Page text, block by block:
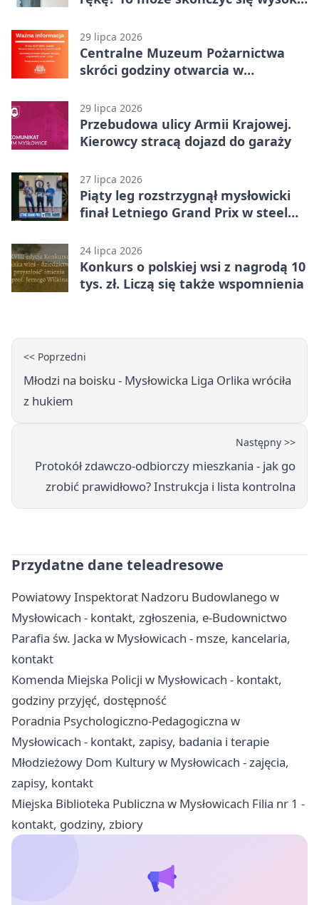
29 lipca 2026
Centralne Muzeum Pożarnictwa
skróci godziny otwarcia w
29 lipca 2026
Przebudowa ulicy Armii Krajowej.
Kierowcy stracą dojazd do garaży
27 lipca 2026
Piąty leg rozstrzygnął mysłowicki
finał Letniego Grand Prix w steel
24 lipca 2026
Konkurs o polskiej wsi z nagrodą 10
tys. zł. Liczą się także wspomnienia
<< Poprzedni
Młodzi na boisku - Mysłowicka Liga Orlika wróciła
z hukiem
Następny >>
Protokół zdawczo-odbiorczy mieszkania - jak go
zrobić prawidłowo? Instrukcja i lista kontrolna
Przydatne dane teleadresowe
Powiatowy Inspektorat Nadzoru Budowlanego w
Mysłowicach - kontakt, zgłoszenia, e-Budownictwo
Parafia św. Jacka w Mysłowicach - msze, kancelaria,
kontakt
Komenda Miejska Policji w Mysłowicach - kontakt,
godziny przyjęć, dostępność
Poradnia Psychologiczno-Pedagogiczna w
Mysłowicach - kontakt, zapisy, badania i terapie
Młodzieżowy Dom Kultury w Mysłowicach - zajęcia,
zapisy, kontakt
Miejska Biblioteka Publiczna w Mysłowicach Filia nr 1 -
kontakt, godziny, zbiory